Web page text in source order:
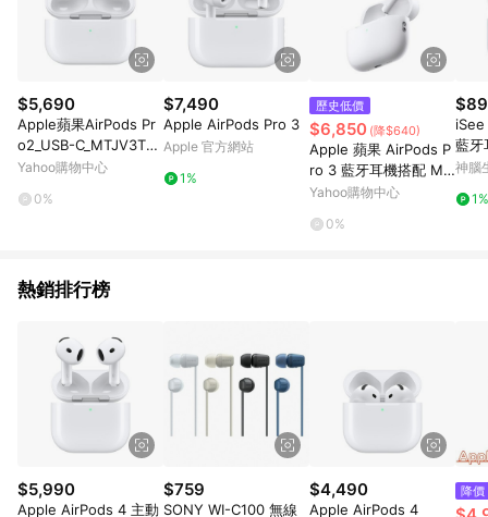
相關認定以Yahoo購物中心之認定為準
$5,690
Apple蘋果AirPods Pr
o2_USB-C_MTJV3TA/
A藍牙無線耳機
Yahoo購物中心
0%
$7,490
Apple AirPods Pro 3
Apple 官方網站
1%
歷史低價
$6,850 (降$640)
Apple 蘋果 AirPods P
ro 3 藍牙耳機搭配 Ma
gSafe 充電盒 (USB‑C)
Yahoo購物中心
0%
藍牙
神腦
1%
熱銷排行榜
$5,990
Apple AirPods 4 主動
$759
SONY WI-C100 無線
$4,490
Apple AirPods 4
降價